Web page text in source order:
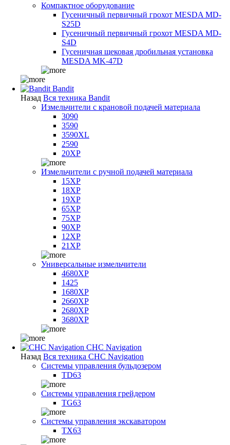
Компактное оборудование
Гусеничный первичный грохот MESDA MD-
S25D
Гусеничный первичный грохот MESDA MD-
S4D
Гусеничная щековая дробильная установка
MESDA MK-47D
Bandit
Назад Вся техника Bandit
Измельчители с крановой подачей материала
3090
3590
3590XL
2590
20XP
Измельчители с ручной подачей материала
15XP
18XP
19XP
65XP
75XP
90XP
12XP
21XP
Универсальные измельчители
4680XP
1425
1680XP
2660XP
2680XP
3680XP
CHC Navigation
Назад Вся техника CHC Navigation
Системы управления бульдозером
TD63
Системы управления грейдером
TG63
Системы управления экскаватором
TX63